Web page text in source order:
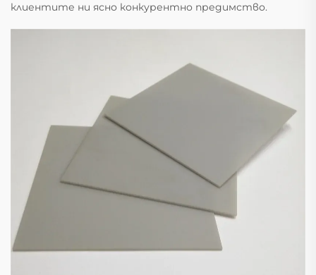
клиентите ни ясно конкурентно предимство.